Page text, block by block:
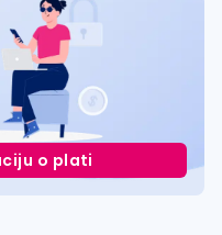
o plati